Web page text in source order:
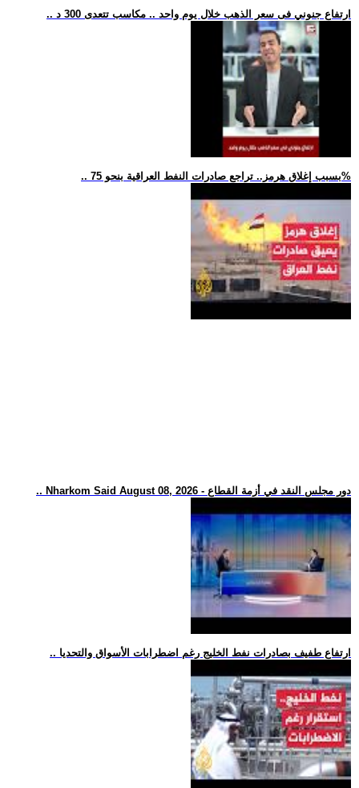
.. ارتفاع جنوني فى سعر الذهب خلال يوم واحد .. مكاسب تتعدى 300 د
.. بسبب إغلاق هرمز.. تراجع صادرات النفط العراقية بنحو 75%
.. Nharkom Said August 08, 2026 - دور مجلس النقد في أزمة القطاع
.. ارتفاع طفيف بصادرات نفط الخليج رغم اضطرابات الأسواق والتحديا